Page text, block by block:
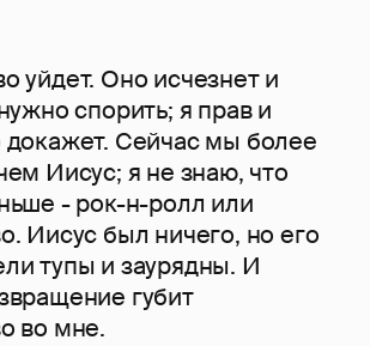
уйдет. Оно исчезнет и
спорить; я прав и
докажет. Сейчас мы более
Иисус; я не знаю, что
- рок-н-ролл или
Иисус был ничего, но его
тупы и заурядны. И
губит
во мне.